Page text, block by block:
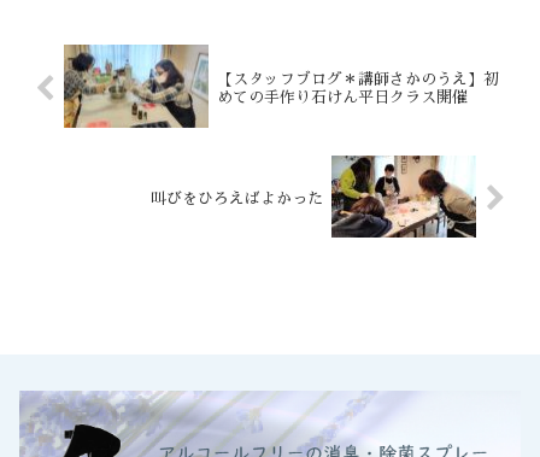
【スタッフブログ＊講師さかのうえ】初
めての手作り石けん平日クラス開催
叫びをひろえばよかった